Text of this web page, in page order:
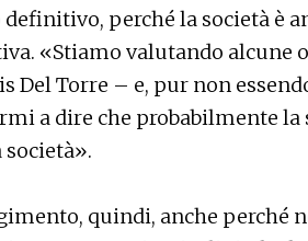
perché la società è
«Stiamo valutando alcune
Del Torre – e, pur non
a dire che probabilmente la
quindi, anche perché